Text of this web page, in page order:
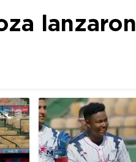
lanzaron